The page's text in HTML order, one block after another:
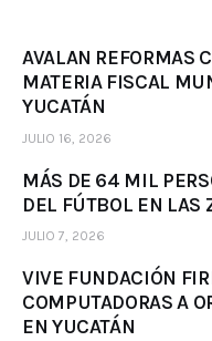
AVALAN REFORMAS
MATERIA FISCAL
YUCATÁN
JULIO 16, 2026
MÁS DE 64 MIL
DEL FÚTBOL EN LAS
JULIO 7, 2026
VIVE FUNDACIÓN
COMPUTADORAS A
EN YUCATÁN